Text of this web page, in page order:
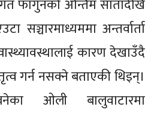
फागुनको अन्तिम सातादेखि
सञ्चारमाध्यममा अन्तर्वार्ता
कारण देखाउँदै
गर्न नसक्ने बताएकी थिइन्।
ओली बालुवाटारमा